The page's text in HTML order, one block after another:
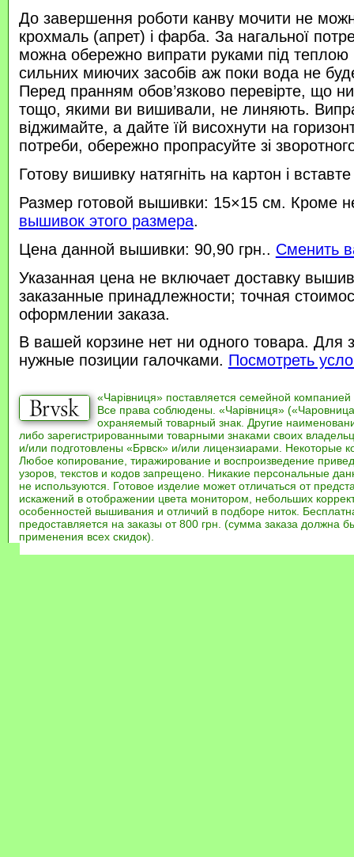
До завершення роботи канву мочити не
крохмаль (апрет) і фарба. За нагальної
можна обережно випрати руками під
сильних миючих засобів аж поки вода не
Перед пранням обов’язково перевірте, що
тощо, якими ви вишивали, не линяють.
віджимайте, а дайте їй висохнути на
потреби, обережно пропрасуйте зі
Готову вишивку натягніть на картон і
Размер готовой вышивки: 15×15 см. Кроме
вышивок этого размера.
Цена данной вышивки: 90,90 грн.. Сменить
Указанная цена не включает доставку
заказанные принадлежности; точная
оформлении заказа.
В вашей корзине нет ни одного товара. Для
нужные позиции галочками. Посмотреть
«Чарівниця» поставляется семейной компанией
Все права соблюдены. «Чарівниця»
охраняемый товарный знак. Другие
либо зарегистрированными товарными знаками своих
и/или подготовлены «Брвск» и/или лицензиарами. Некоторые
Любое копирование, тиражирование и воспроизведение
узоров, текстов и кодов запрещено. Никакие персональные
не используются. Готовое изделие может отличаться от
искажений в отображении цвета монитором, небольших
особенностей вышивания и отличий в подборе ниток.
предоставляется на заказы от 800 грн. (сумма заказа должна
применения всех скидок).